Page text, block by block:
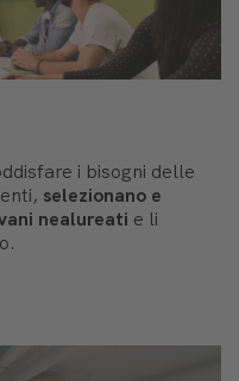
i bisogni delle
selezionano e
nealureati e li